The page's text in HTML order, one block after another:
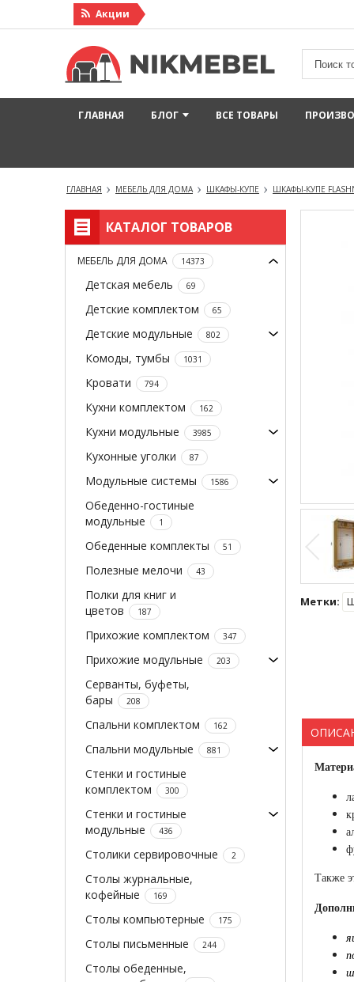
Акции
ГЛАВНАЯ БЛОГ ВСЕ ТОВАРЫ
ГЛАВНАЯ МЕБЕЛЬ ДЛЯ ДОМА ШКАФЫ-КУПЕ ШКАФЫ-КУПЕ
КАТАЛОГ ТОВАРОВ
МЕБЕЛЬ ДЛЯ ДОМА 14373
Детская мебель 69
Детские комплектом 65
Детские модульные 802
Комоды, тумбы 1031
Кровати 794
Кухни комплектом 162
Кухни модульные 3985
Кухонные уголки 87
Модульные системы 1586
Обеденно-гостиные
модульные
1
Обеденные комплекты 51
Полезные мелочи 43
Полки для книг и
цветов
187
Прихожие комплектом 347
Прихожие модульные 203
Серванты, буфеты,
бары
208
Спальни комплектом 162
Спальни модульные 881
Стенки и гостиные
комплектом
300
Стенки и гостиные
модульные
436
Столики сервировочные 2
Столы журнальные,
кофейные
169
Столы компьютерные 175
Столы письменные 244
Столы обеденные,
Метки:
Также